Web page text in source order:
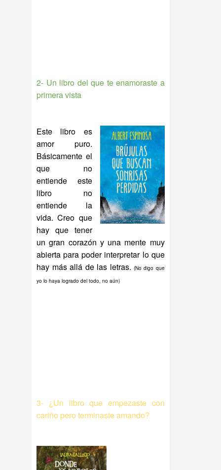
2- Un libro del que te enamoraste a
primera vista
Este libro es
amor puro.
Básicamente el
que no
entiende este
libro no
entiende la
vida. Creo que
hay que tener
un gran corazón y una mente muy
abierta para poder interpretar lo que
hay más allá de las letras. (No digo que
yo lo haya logrado del todo, no aún)
3- ¿Un libro que empezaste con
cariño pero terminaste amando?